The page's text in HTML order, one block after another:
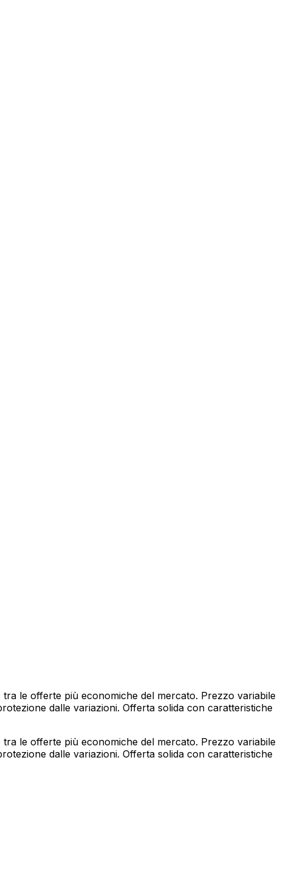
le offerte più economiche del mercato. Prezzo variabile
dalle variazioni. Offerta solida con caratteristiche
le offerte più economiche del mercato. Prezzo variabile
dalle variazioni. Offerta solida con caratteristiche